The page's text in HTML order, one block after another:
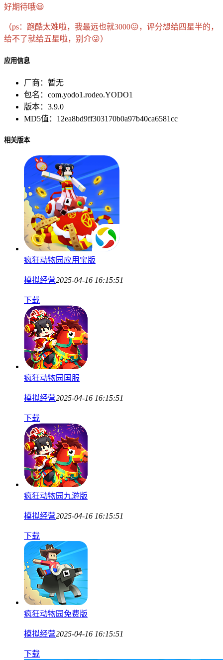
好期待哦😃
（ps：跑酷太难啦，我最远也就3000😖，评分想给四星半的，
给不了就给五星啦，别介😜）
应用信息
厂商： 暂无
包名： com.yodo1.rodeo.YODO1
版本： 3.9.0
MD5值： 12ea8bd9ff303170b0a97b40ca6581cc
相关版本
疯狂动物园应用宝版
模拟经营2025-04-16 16:15:51
下载
疯狂动物园国服
模拟经营2025-04-16 16:15:51
下载
疯狂动物园九游版
模拟经营2025-04-16 16:15:51
下载
疯狂动物园免费版
模拟经营2025-04-16 16:15:51
下载